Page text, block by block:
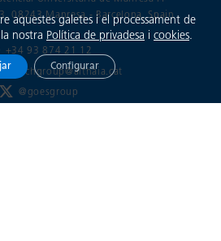
08243 Manresa - Barcelona, Spain
+34 93 874 21 12
@goesgroup
aquestes galetes i el processament de
nostra Política de privadesa i cookies.
Configurar